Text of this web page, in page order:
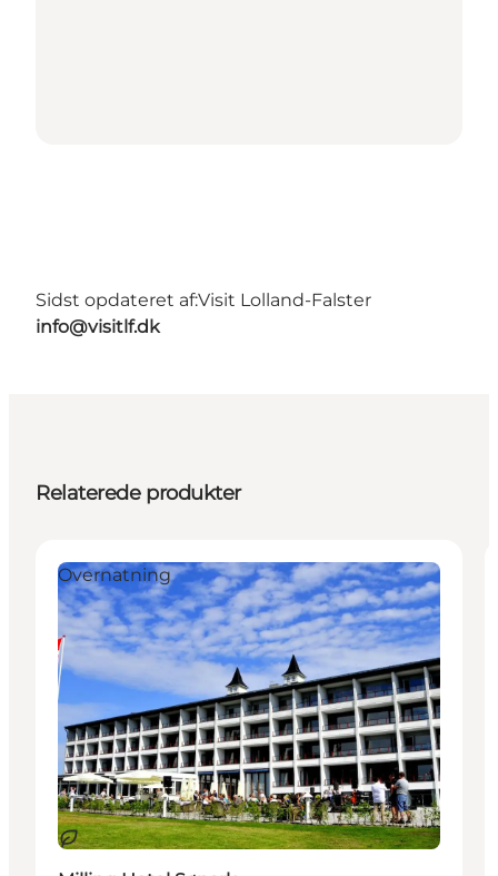
Sidst opdateret af:Visit Lolland-Falster
info@visitlf.dk
Relaterede produkter
Bæredygtige oplevelser
Overnatning